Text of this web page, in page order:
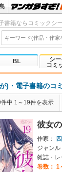
書籍ならコミックシ
BL
シ
コミ
)・電子書籍のコ
中 1～19件を表示
彼女
作家：
ジャンル
雑誌・レ
巻数： 1